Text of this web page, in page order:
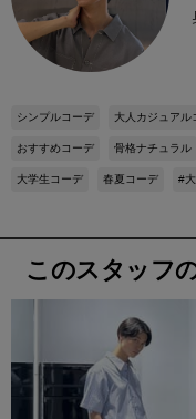
シンプルコーデ 大人カジュアル
おすすめコーデ 骨格ナチュラル
大学生コーデ 春夏コーデ #
このスタッフ